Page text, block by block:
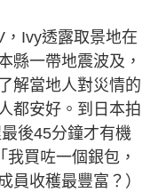
Ivy透露取景地在
縣一帶地震波及，
解當地人對災情的
都安好。到日本拍
後45分鐘才有機
買咗一個銀包，
員收穫最豐富？）